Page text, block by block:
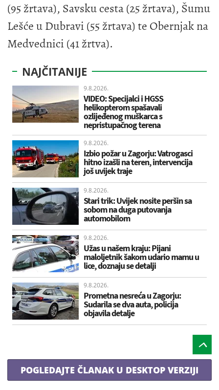
(95 žrtava), Savsku cesta (25 žrtava), Šumu
Lešće u Dubravi (55 žrtava) te Obernjak na
Medvednici (41 žrtva).
NAJČITANIJE
9.8.2026.
VIDEO: Specijalci i HGSS
helikopterom spašavali
ozlijeđenog muškarca s
nepristupačnog terena
9.8.2026.
Izbio požar u Zagorju: Vatrogasci
hitno izašli na teren, intervencija
još uvijek traje
9.8.2026.
Stari trik: Uvijek nosite peršin sa
sobom na duga putovanja
automobilom
9.8.2026.
Užas u našem kraju: Pijani
maloljetnik šakom udario mamu u
lice, doznaju se detalji
9.8.2026.
Prometna nesreća u Zagorju:
Sudarila se dva auta, policija
objavila detalje
POGLEDAJTE ČLANAK U DESKTOP VERZIJI